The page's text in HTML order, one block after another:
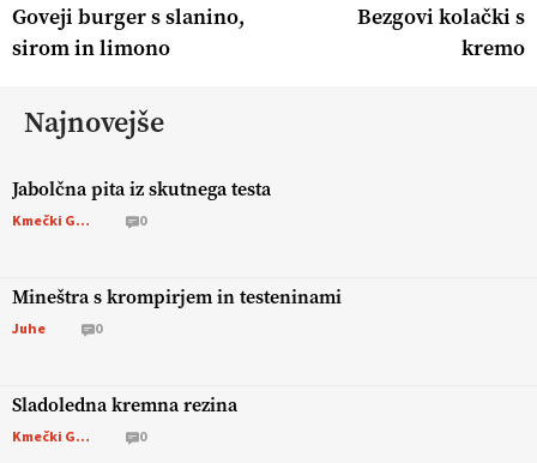
Goveji burger s slanino,
sirom in limono
Bezgovi kolački s
kremo
Najnovejše
Jabolčna pita iz skutnega testa
Kmečki Glas 0
Mineštra s krompirjem in testeninami
Juhe 0
Sladoledna kremna rezina
Kmečki Glas 0